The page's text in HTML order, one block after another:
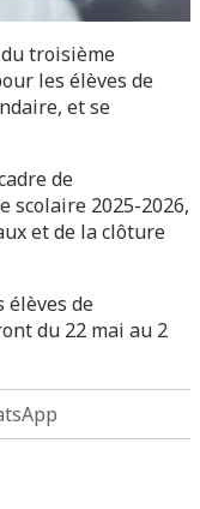
troisième
les élèves de
et se
de
scolaire 2025-2026,
et de la clôture
élèves de
du 22 mai au 2